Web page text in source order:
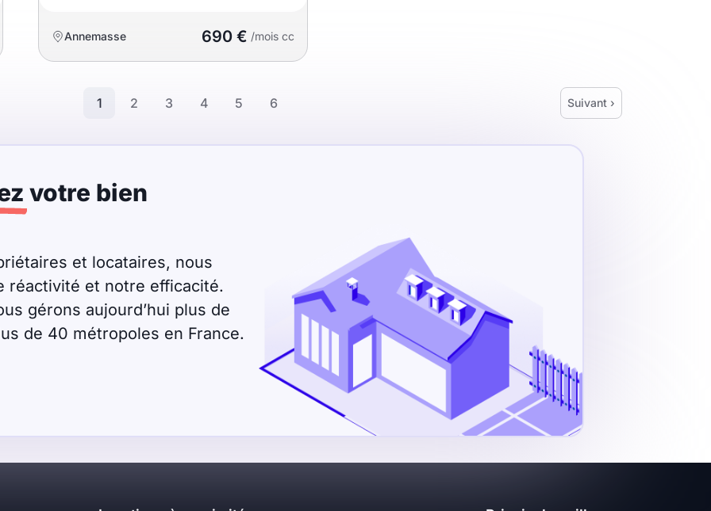
Annemasse 690 € /mois cc
1 2 3 4 5 6 Suivant ›
votre bien
et locataires, nous
réactivité et notre efficacité.
gérons aujourd’hui plus de
de 40 métropoles en France.